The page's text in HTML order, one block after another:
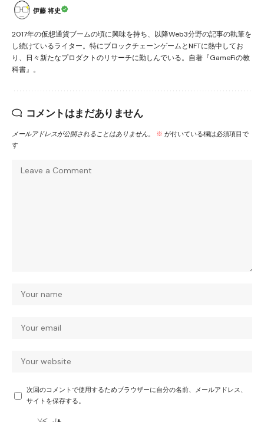
伊藤 将史
2017年の仮想通貨ブームの頃に興味を持ち、以降Web3分野の記事の執筆を
し続けているライター。特にブロックチェーンゲームとNFTに熱中してお
り、日々新たなプロダクトのリサーチに勤しんでいる。自著『GameFiの教
科書』。
コメントはまだありません
メールアドレスが公開されることはありません。 ※ が付いている欄は必須項目で
す
次回のコメントで使用するためブラウザーに自分の名前、メールアドレス、
サイトを保存する。